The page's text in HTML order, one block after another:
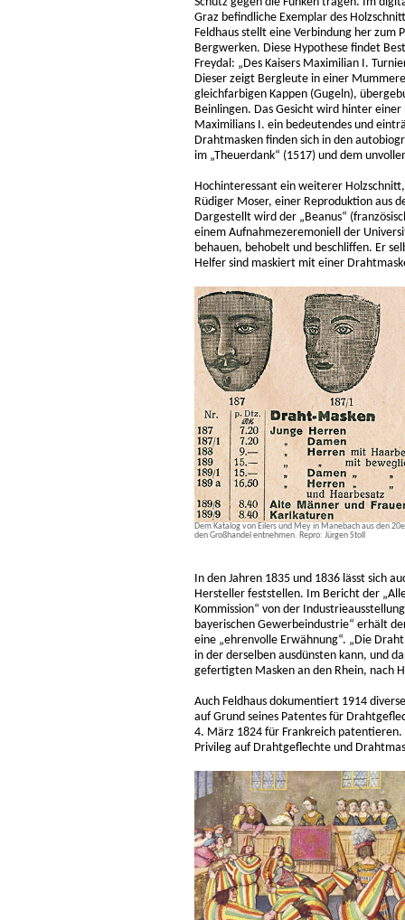
Graz befindliche Exemplar des
Feldhaus stellt eine Verbindung her zum
Bergwerken. Diese Hypothese findet
Freydal: „Des Kaisers Maximilian I.
Dieser zeigt Bergleute in einer
gleichfarbigen Kappen (Gugeln),
Beinlingen. Das Gesicht wird hinter
Maximilians I. ein bedeutendes und
Drahtmasken finden sich in den
im „Theuerdank“ (1517) und dem
Hochinteressant ein weiterer
Rüdiger Moser, einer Reproduktion aus
Dargestellt wird der „Beanus“
einem Aufnahmezeremoniell der
behauen, behobelt und beschliffen. Er
Helfer sind maskiert mit einer
Dem Katalog von Eilers und Mey in Manebach aus den
den Großhandel entnehmen. Repro: Jürgen Stoll
In den Jahren 1835 und 1836 lässt sich
Hersteller feststellen. Im Bericht der
Kommission“ von der
bayerischen Gewerbeindustrie“ erhält
eine „ehrenvolle Erwähnung“. „Die
in der derselben ausdünsten kann, und
gefertigten Masken an den Rhein, nach
Auch Feldhaus dokumentiert 1914
auf Grund seines Patentes für
4. März 1824 für Frankreich patentieren.
Privileg auf Drahtgeflechte und